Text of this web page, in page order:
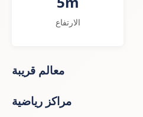
الارتفاع
معالم قريبة
مراكز رياضية